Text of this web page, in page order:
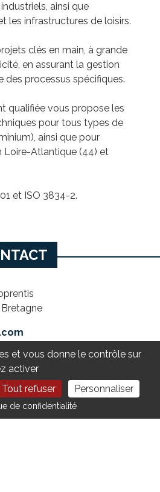
NOUS CONTACTER
ainsi que
les infrastructures de loisirs.
clés en main, à grande
en assurant la gestion
des processus spécifiques.
qualifiée vous propose les
pour tous types de
ainsi que pour
Loire-Atlantique (44) et
et ISO 3834-2.
et vous donne le contrôle sur
activer
Tout refuser Personnaliser
de confidentialité